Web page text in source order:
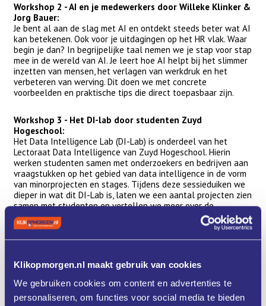
Klikopmorgen.nl maakt gebruik van cookies
We gebruiken cookies om content en advertenties te
personaliseren, om functies voor social media te bieden
Workshop 2 - AI en je medewerkers door Willeke Klinker &
Jorg Bauer:
Je bent al aan de slag met AI en ontdekt steeds beter wat AI
kan betekenen. Ook voor je uitdagingen op het HR vlak. Waar
begin je dan? In begrijpelijke taal nemen we je stap voor stap
mee in de wereld van AI. Je leert hoe AI helpt bij het slimmer
inzetten van mensen, het verlagen van werkdruk en het
verbeteren van werving. Dit doen we met concrete
voorbeelden en praktische tips die direct toepasbaar zijn.
Workshop 3 - Het DI-lab door studenten Zuyd
Hogeschool:
Het Data Intelligence Lab (DI-Lab) is onderdeel van het
Lectoraat Data Intelligence van Zuyd Hogeschool. Hierin
werken studenten samen met onderzoekers en bedrijven aan
vraagstukken op het gebied van data intelligence in de vorm
van minorprojecten en stages. Tijdens deze sessieduiken we
dieper in wat dit DI-Lab is, laten we een aantal projecten zien
samen met studenten en vertellen we meer over de
mogelijkheden om zelf als ondernemer met het DI-Lab
projecten te doen.
Matthijs Kleinlooh:
uitvoering” helpt je om stap voor stap AI-assistenten te
ontwikkelen die perfect passen binnen jouw organisatie. Hier